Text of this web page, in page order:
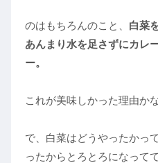
のはもちろんのこと、 白菜
あんまり水を足さずにカレ
ー。
これが美味しかった理由か
で、白菜はどうやったかっ
ったからとろとろになって